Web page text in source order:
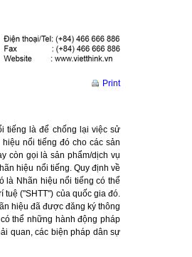
tiếng là để chống lại việc sử
nổi tiếng đó cho các sản
còn gọi là sản phẩm/dịch vụ
hiệu nổi tiếng. Quy định về
là Nhãn hiệu nổi tiếng có thể
("SHTT") của quốc gia đó.
hiệu đã được đăng ký thông
thể những hành động pháp
quan, các biện pháp dân sự
Print